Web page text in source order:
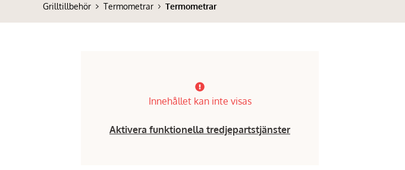
Grilltillbehör Termometrar Termometrar
Innehållet kan inte visas
Aktivera funktionella tredjepartstjänster